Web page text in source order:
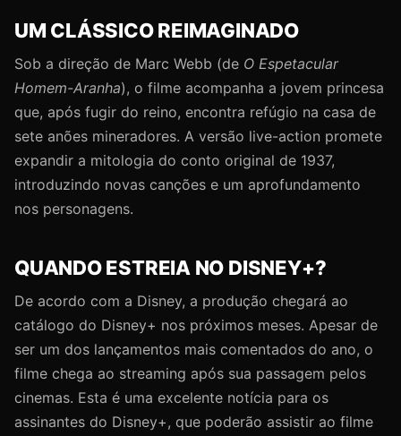
UM CLÁSSICO REIMAGINADO
Sob a direção de Marc Webb (de O Espetacular
Homem-Aranha), o filme acompanha a jovem princesa
que, após fugir do reino, encontra refúgio na casa de
sete anões mineradores. A versão live-action promete
expandir a mitologia do conto original de 1937,
introduzindo novas canções e um aprofundamento
nos personagens.
QUANDO ESTREIA NO DISNEY+?
De acordo com a Disney, a produção chegará ao
catálogo do Disney+ nos próximos meses. Apesar de
ser um dos lançamentos mais comentados do ano, o
filme chega ao streaming após sua passagem pelos
cinemas. Esta é uma excelente notícia para os
assinantes do Disney+, que poderão assistir ao filme